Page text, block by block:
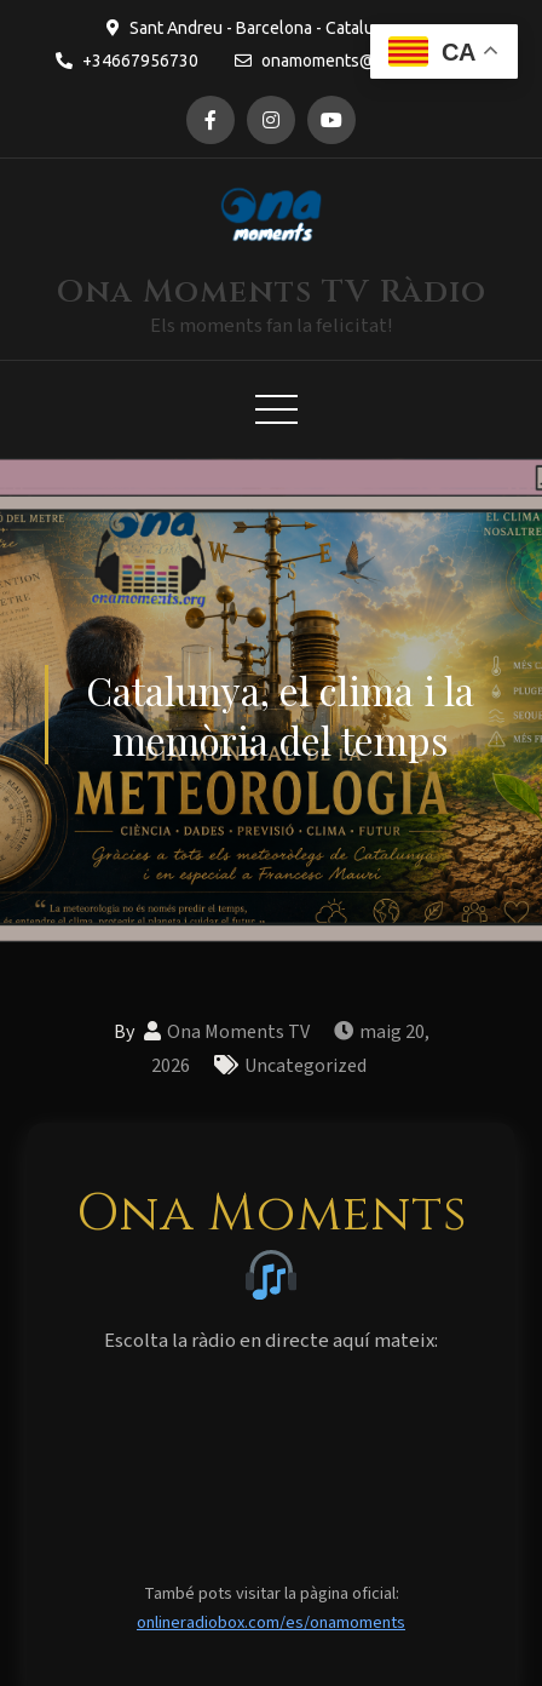
Sant Andreu - Barcelona - Catalunya
+34667956730
onamoments@gmail.com
Ona Moments TV Ràdio
Els moments fan la felicitat!
Catalunya, el clima i la
memòria del temps
By Ona Moments TV
maig 20,
2026
Uncategorized
Ona Moments
Escolta la ràdio en directe aquí mateix:
També pots visitar la pàgina oficial:
onlineradiobox.com/es/onamoments
CA